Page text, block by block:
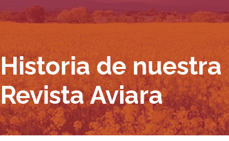
Historia de nuestra
Revista Aviara